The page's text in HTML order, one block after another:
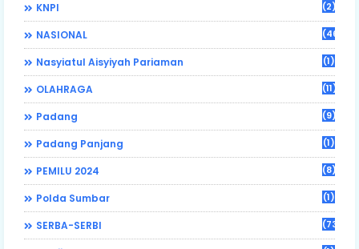
KNPI (2)
NASIONAL (46)
Nasyiatul Aisyiyah Pariaman (1)
OLAHRAGA (11)
Padang (9)
Padang Panjang (1)
PEMILU 2024 (8)
Polda Sumbar (1)
SERBA-SERBI (73)